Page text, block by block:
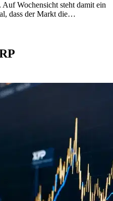
Wochensicht steht damit ein
dass der Markt die…